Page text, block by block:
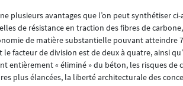
plusieurs avantages que l’on peut synthétiser
de résistance en traction des fibres de
de matière substantielle pouvant atteindre
facteur de division est de deux à quatre, ainsi
entièrement « éliminé » du béton, les risques
plus élancées, la liberté architecturale des